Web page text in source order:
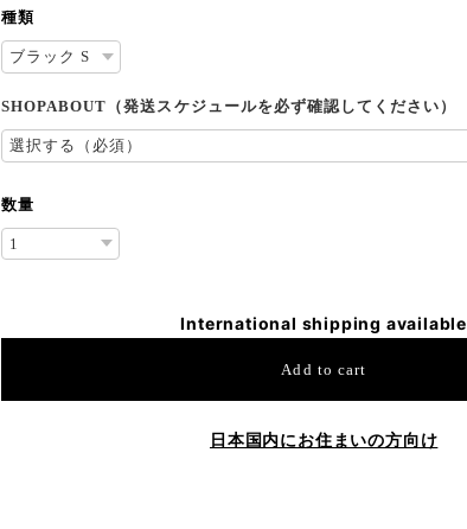
種類
SHOPABOUT（発送スケジュールを必ず確認してください）
数量
International shipping available
Add to cart
日本国内にお住まいの方向け